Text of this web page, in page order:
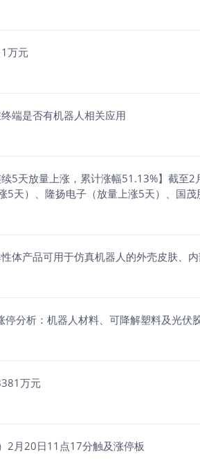
万元
端是否有机器人相关应用
续5天放量上涨，累计涨幅51.13%】截
5天）、隆扬电子（放量上涨5天）、国
涨3天）。
体产品可用于仿真机器人的外壳皮肤、
分析：机器人材料、可降解塑料及光伏
万元
2月20日11点17分触及涨停板